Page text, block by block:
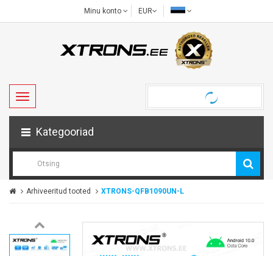
Minu konto EUR
Kategooriad
Arhiveeritud tooted XTRONS-QFB1090UN-L